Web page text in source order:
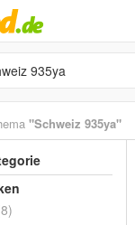
"Schweiz 935ya"